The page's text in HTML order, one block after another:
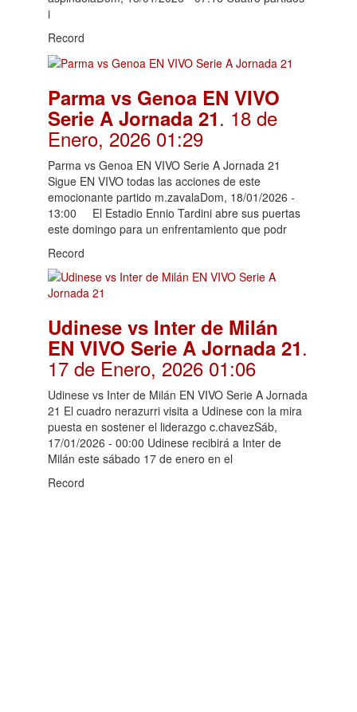
i
Record
Parma vs Genoa EN VIVO
Serie A Jornada 21. 18 de
Enero, 2026 01:29
Parma vs Genoa EN VIVO Serie A Jornada 21
Sigue EN VIVO todas las acciones de este
emocionante partido m.zavalaDom, 18/01/2026 -
13:00 El Estadio Ennio Tardini abre sus puertas
este domingo para un enfrentamiento que podr
Record
Udinese vs Inter de Milán
EN VIVO Serie A Jornada 21.
17 de Enero, 2026 01:06
Udinese vs Inter de Milán EN VIVO Serie A Jornada
21 El cuadro nerazurri visita a Udinese con la mira
puesta en sostener el liderazgo c.chavezSáb,
17/01/2026 - 00:00 Udinese recibirá a Inter de
Milán este sábado 17 de enero en el
Record